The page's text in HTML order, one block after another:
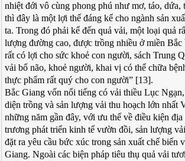
nhiệt đới vô cùng phong phú như mơ, táo, dứa,
thì đây là một lợi thế đáng kể cho ngành sản
ta. Trong đó phải kể đến quả vải, một loại quả
lượng đường cao, được trồng nhiều ở miền
rất có lợi cho sức khoẻ con người, sách Trung
vải bổ não, khoẻ người, khai vị có thể chữa
thực phẩm rất quý cho con người” [13].
Bắc Giang vốn nổi tiếng có vải thiều Lục
diện trồng và sản lượng vải thu hoạch lớn nhất
những năm gần đây, với ưu thế về điều kiện
trương phát triển kinh tế vườn đồi, sản lượng
đặt ra yêu cầu bức xúc trong sản xuất chế biến
Giang. Ngoài các biện pháp tiêu thụ quả vải